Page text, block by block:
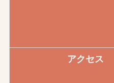
アクセス